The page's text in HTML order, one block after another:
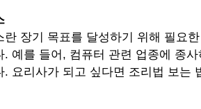
란 장기 목표를 달성하기 위해 필요
. 예를 들어, 컴퓨터 관련 업종에 종
. 요리사가 되고 싶다면 조리법 보는